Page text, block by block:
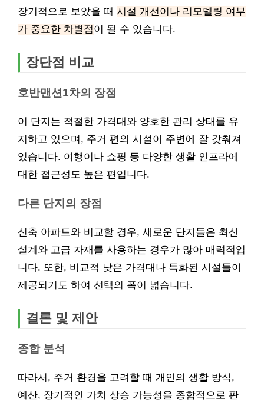
장기적으로 보았을 때 시설 개선이나 리모델링 여부
가 중요한 차별점이 될 수 있습니다.
장단점 비교
호반맨션1차의 장점
이 단지는 적절한 가격대와 양호한 관리 상태를 유
지하고 있으며, 주거 편의 시설이 주변에 잘 갖춰져
있습니다. 여행이나 쇼핑 등 다양한 생활 인프라에
대한 접근성도 높은 편입니다.
다른 단지의 장점
신축 아파트와 비교할 경우, 새로운 단지들은 최신
설계와 고급 자재를 사용하는 경우가 많아 매력적입
니다. 또한, 비교적 낮은 가격대나 특화된 시설들이
제공되기도 하여 선택의 폭이 넓습니다.
결론 및 제안
종합 분석
따라서, 주거 환경을 고려할 때 개인의 생활 방식,
예산, 장기적인 가치 상승 가능성을 종합적으로 판